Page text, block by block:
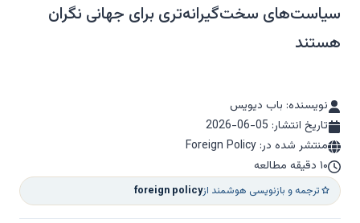
سیاست‌های سخت‌گیرانه‌تری برای جهانی نگران
هستند
نویسنده: باب دیویس
تاریخ انتشار: 2026-06-05
منتشر شده در: Foreign Policy
۱۰ دقیقه مطالعه
ترجمه و بازنویسی هوشمند ازforeign policy